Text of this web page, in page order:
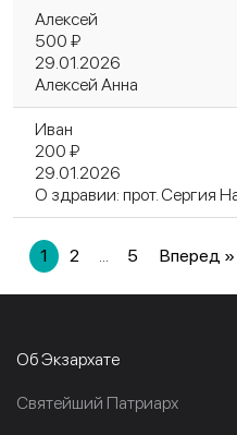
Алексей
500 ₽
29.01.2026
Алексей Анна
Иван
200 ₽
29.01.2026
О здравии: прот. Сергия
1 2 ... 5 Вперед »
Об Экзархате
Cвятейший Патриарх